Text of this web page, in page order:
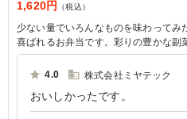
1,620円 （税込）
少ない量でいろんなものを味わってみ
喜ばれるお弁当です。彩りの豊かな副
に。3種のごはんに古代米がはいって
4.0 株式会社ミヤテック
おいしかったです。